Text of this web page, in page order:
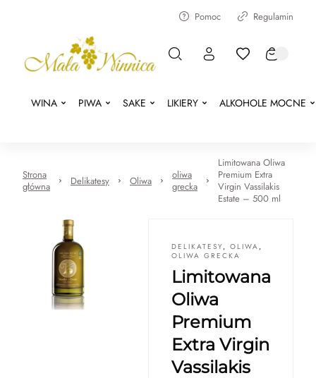
Pomoc Regulamin
WINA PIWA SAKE LIKIERY ALKOHOLE MOCNE
Strona
główna
Delikatesy Oliwa
oliwa
grecka
Limitowana Oliwa
Premium Extra
Virgin Vassilakis
Estate – 500 ml
DELIKATESY, OLIWA ,
OLIWA GRECKA
Limitowana
Oliwa
Premium
Extra Virgin
Vassilakis